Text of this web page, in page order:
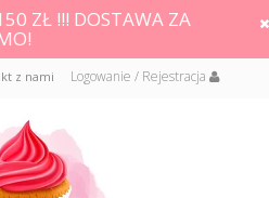
ZŁ !!! DOSTAWA ZA
Logowanie / Rejestracja
z nami